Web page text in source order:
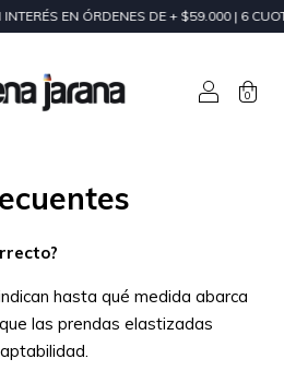
EN ÓRDENES DE + $59.000 | 6
0
hasta qué medida abarca
las prendas elastizadas